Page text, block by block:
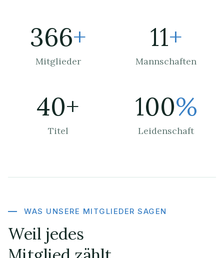
366+
Mitglieder
11+
Mannschaften
40+
Titel
100%
Leidenschaft
WAS UNSERE MITGLIEDER SAGEN
Weil jedes